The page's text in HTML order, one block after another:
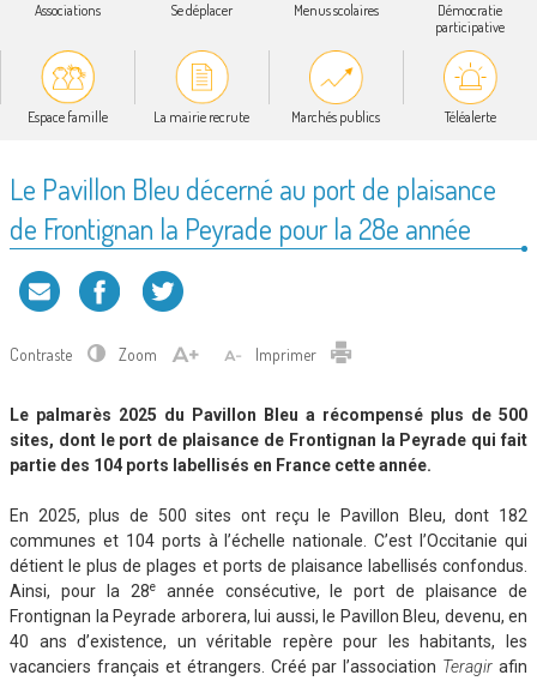
Associations Se déplacer Menus scolaires
Démocratie
participative
Espace famille La mairie recrute Marchés publics Téléalerte
Le Pavillon Bleu décerné au port de plaisance
de Frontignan la Peyrade pour la 28e année
Contraste Zoom Imprimer
Le palmarès 2025 du Pavillon Bleu a récompensé plus de 500
sites, dont le port de plaisance de Frontignan la Peyrade qui fait
partie des 104 ports labellisés en France cette année.
En 2025, plus de 500 sites ont reçu le Pavillon Bleu, dont 182
communes et 104 ports à l’échelle nationale. C’est l’Occitanie qui
détient le plus de plages et ports de plaisance labellisés confondus.
Ainsi, pour la 28eannée consécutive, le port de plaisance de
Frontignan la Peyrade arborera, lui aussi, le Pavillon Bleu, devenu, en
40 ans d’existence, un véritable repère pour les habitants, les
vacanciers français et étrangers. Créé par l’association Teragir afin